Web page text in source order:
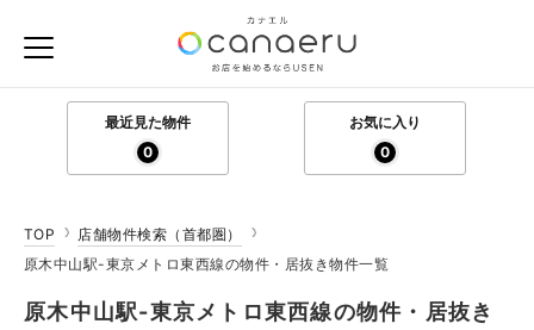
最近見た物件
0
お気に入り
0
TOP
店舗物件検索（首都圏）
原木中山駅-東京メトロ東西線の物件・居抜き物件一覧
原木中山駅-東京メトロ東西線の物件・居抜き